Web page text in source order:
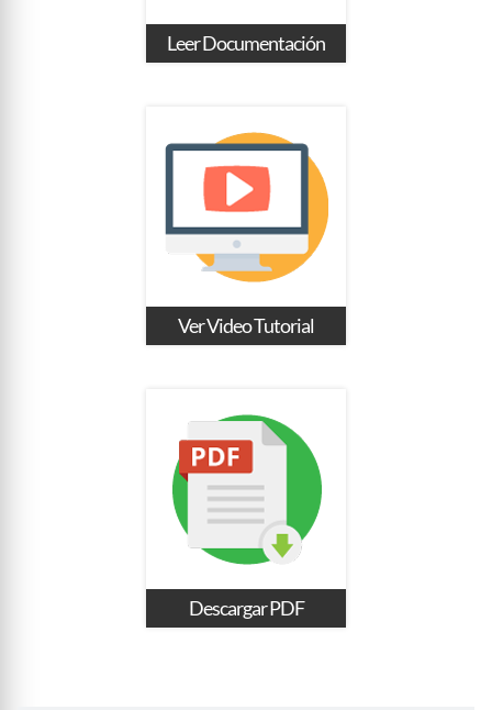
Leer Documentación
Ver Video Tutorial
Descargar PDF